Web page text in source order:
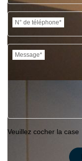
N° de téléphone*
Message*
Veuillez cocher la case